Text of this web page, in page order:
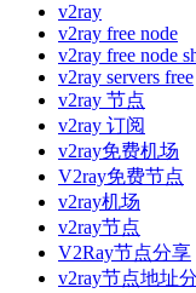
v2ray
v2ray free node
v2ray free node
v2ray servers free
v2ray 节点
v2ray 订阅
v2ray免费机场
V2ray免费节点
v2ray机场
v2ray节点
V2Ray节点分享
v2ray节点地址